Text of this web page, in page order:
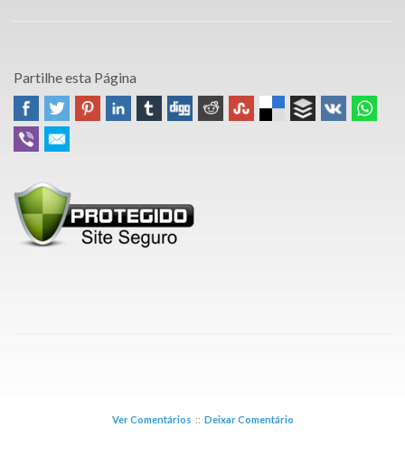
Partilhe esta Página
Ver Comentários :: Deixar Comentário